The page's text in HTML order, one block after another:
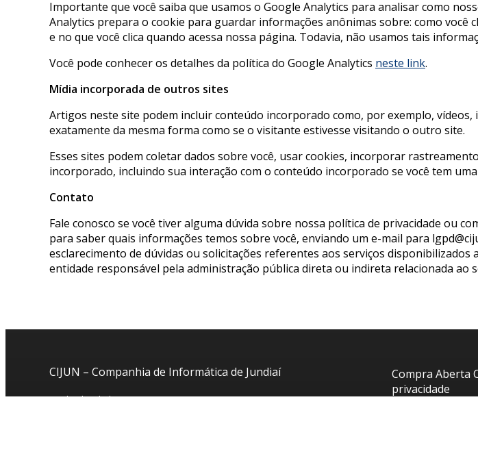
Importante que você saiba que usamos o Google Analytics para analisar como
Analytics prepara o cookie para guardar informações anônimas sobre: como
e no que você clica quando acessa nossa página. Todavia, não usamos tais
Você pode conhecer os detalhes da política do Google Analytics neste link.
Mídia incorporada de outros sites
Artigos neste site podem incluir conteúdo incorporado como, por exemplo,
exatamente da mesma forma como se o visitante estivesse visitando o outro site.
Esses sites podem coletar dados sobre você, usar cookies, incorporar
incorporado, incluindo sua interação com o conteúdo incorporado se você tem
Contato
Fale conosco se você tiver alguma dúvida sobre nossa política de privacidade ou
para saber quais informações temos sobre você, enviando um e-mail para
esclarecimento de dúvidas ou solicitações referentes aos serviços
entidade responsável pela administração pública direta ou indireta relacionada ao
CIJUN – Companhia de Informática de Jundiaí
Av. da Liberdade s/nº
Compra Aberta
privacidade